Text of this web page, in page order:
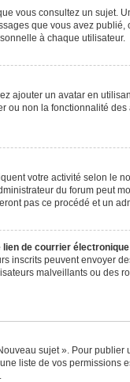
vous consultez un
que vous avez
à chaque utilisateur.
ajouter un avatar en
ou non la fonctionnalité
votre activité selon
du forum peut
pas ce procédé et un
de courrier
inscrits peuvent envoyer
malveillants ou des
sujet ». Pour
liste de vos